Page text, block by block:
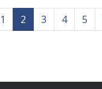
1 2 3 4 5